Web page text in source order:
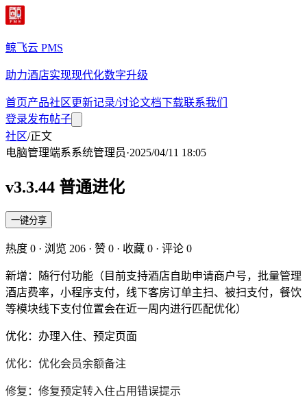
鲸飞云 PMS
助力酒店实现现代化数字升级
首页产品社区更新记录/讨论文档下载联系我们
登录发布帖子
社区/正文
电脑管理端系系统管理员·2025/04/11 18:05
v3.3.44 普通进化
一键分享
热度 0 · 浏览 206 · 赞 0 · 收藏 0 · 评论 0
新增：随行付功能（目前支持酒店自助申请商户号，批量管理
酒店费率，小程序支付，线下客房订单主扫、被扫支付，餐饮
等模块线下支付位置会在近一周内进行匹配优化）
优化：办理入住、预定页面
优化：优化会员余额备注
修复：修复预定转入住占用错误提示